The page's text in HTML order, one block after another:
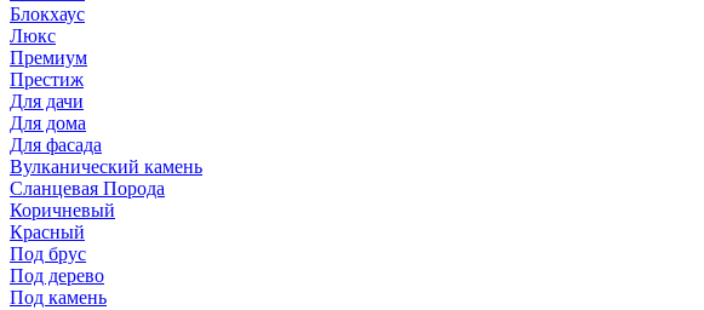
Блокхаус
Люкс
Премиум
Престиж
Для дачи
Для дома
Для фасада
Вулканический камень
Сланцевая Порода
Коричневый
Красный
Под брус
Под дерево
Под камень